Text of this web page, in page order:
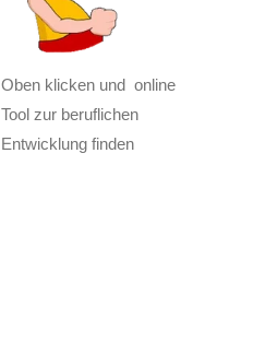
Oben klicken und online
Tool zur beruflichen
Entwicklung finden